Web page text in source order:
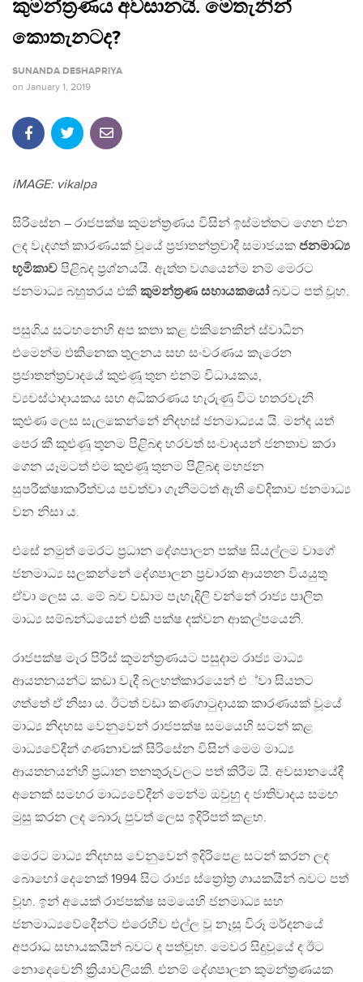
කුමන්ත්‍රණය අවසානයි. මෙතැනින්
කොතැනටද?
SUNANDA DESHAPRIYA
on January 1, 2019
iMAGE: vikalpa
සිරිසේන – රාජපක්ෂ කුමන්ත්‍රණය විසින් ඉස්මත්තට ගෙන එන
ලද වැදගත් කාරණයක් වූයේ ප්‍රජාතන්ත්‍රවාදී සමාජයක ජනමාධ්‍ය
භූමිකාව පිළිබද ප්‍රශ්නයයි. ඇත්ත වශයෙන්ම නම් මෙරට
ජනමාධ්‍ය බහුතරය එකී කුමන්ත්‍රණ සහායකයෝබවට පත් වූහ.
පසුගිය සටහනෙහි අප කතා කළ එකිනෙකින් ස්වාධීන
එමෙන්ම එකිනෙක තුලනය සහ සංවරණය කැරෙන
ප්‍රජාතන්ත්‍රවාදයේ කුළුණූ තුන එනම් විධායකය,
ව්‍යවස්ථාදායකය සහ අධිකරණය හැරුණු විට හතරවැනි
කුළුණ ලෙස සැලකෙන්නේ නිදහස් ජනමාධ්‍යය යි. මන්ද යත්
පෙර කී කුළුණූ තුනම පිළිබඳ හරවත් සංවාදයන් ජනතාව කරා
ගෙන යෑමටත් එම කුළුණූ තුනම පිළිබඳ මහජන
සුපරීක්ෂාකාරීත්වය පවත්වා ගැනීමටත් ඇති වේදිකාව ජනමාධ්‍ය
වන නිසා ය.
එසේ නමුත් මෙරට ප්‍රධාන දේශපාලන පක්ෂ සියල්ලම වාගේ
ජනමාධ්‍ය සලකන්නේ දේශපාලන ප්‍රචාරක ආයතන වියයුතු
ඒවා ලෙස ය. මේ බව වඩාම පැහැදිලි වන්නේ රාජ්‍ය පාලිත
මාධ්‍ය සම්බන්ධයෙන් එකී පක්ෂ දක්වන ආකල්පයෙනි.
රාජපක්ෂ මැර පිරිස් කුමන්ත්‍රණයට පසුදාම රාජ්‍ය මාධ්‍ය
ආයතනයන්ට කඩා වැදී බලහත්කාරයෙන් එ්වා සියතට
ගත්තේ ඒ නිසා ය. ඊටත් වඩා කණගාටුදායක කාරණයක් වූයේ
මාධ්‍ය නිදහස වෙනුවෙන් රාජපක්ෂ සමයෙහි සටන් කළ
මාධ්‍යවේදීන් ගණනාවක් සිරිසේන විසින් මෙම මාධ්‍ය
ආයතනයන්හි ප්‍රධාන තනතුරුවලට පත් කිරීම යි. අවසානයේදී
අනෙක් සමහර මාධ්‍යවේදීන් මෙන්ම ඔවුහු ද ජාතිවාදය සමඟ
මුසු කරන ලද බොරු පුවත් ලෙස ඉදිරිපත් කළහ.
මෙරට මාධ්‍ය නිදහස වෙනුවෙන් ඉදිරිපෙළ සටන් කරන ලද
බොහෝ දෙනෙක් 1994 සිට රාජ්‍ය ස්ත්‍රෝත්‍ර ගායකයින් බවට පත්
වූහ. ඉන් අයෙක් රාජපක්ෂ සමයෙහි ජනමාධ්‍ය සහ
ජනමාධ්‍යවේදෙීන්ට එරෙහිව එල්ල වූ නෑසූ විරූ මර්දනයේ
අපරාධ සහායකයින් බවට ද පත්වූහ. මෙවර සිදුවූයේ ද ඊට
නොදෙවෙනි ක්‍රියාවලියකි. එනම් දේශපාලන කුමන්ත්‍රණයක